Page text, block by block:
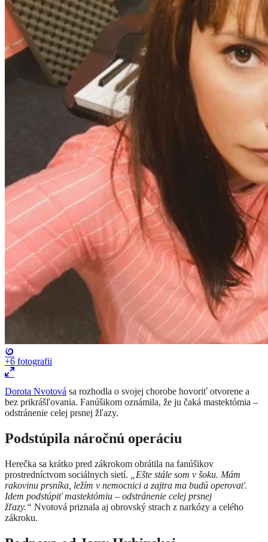
+6 fotografii
Dorota Nvotová sa rozhodla o svojej chorobe hovoriť otvorene a
bez prikrášľovania. Fanúšikom oznámila, že ju čaká mastektómia –
odstránenie celej prsnej žľazy.
Podstúpila náročnú operáciu
Herečka sa krátko pred zákrokom obrátila na fanúšikov
prostredníctvom sociálnych sietí. „Ešte stále som v šoku. Mám
rakovinu prsníka, ležím v nemocnici a zajtra ma budú operovať.
Idem podstúpiť mastektómiu – odstránenie celej prsnej
žľazy.“ Nvotová priznala aj obrovský strach z narkózy a celého
zákroku.